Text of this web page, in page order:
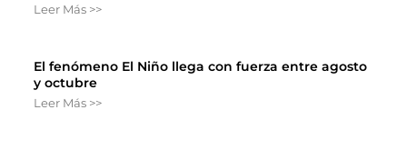
Leer Más >>
El fenómeno El Niño llega con fuerza entre agosto
y octubre
Leer Más >>